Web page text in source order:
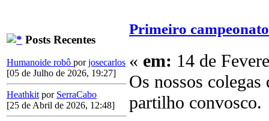
Posts Recentes
Humanoide robô porjosecarlos
[05 de Julho de 2026, 19:27]
Heathkit por SerraCabo
[25 de Abril de 2026, 12:48]
Primeiro
« em: 14 de
Os nossos
partilho convosco.